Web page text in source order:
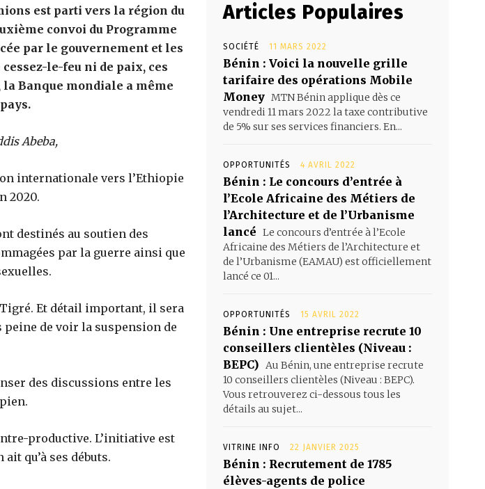
est parti vers la région du
convoi du Programme
par le gouvernement et les
le-feu ni de paix, ces
Banque mondiale a même
Abeba,
internationale vers l’Ethiopie
2020.
destinés au soutien des
par la guerre ainsi que
Et détail important, il sera
de voir la suspension de
des discussions entre les
productive. L’initiative est
qu’à ses débuts.
Articles Populaires
SOCIÉTÉ 11 MARS 2022
Bénin : Voici la nouvelle grille
tarifaire des opérations Mobile
Money MTN Bénin applique dès ce
vendredi 11 mars 2022 la taxe contributive
de 5% sur ses services financiers. En...
OPPORTUNITÉS 4 AVRIL 2022
Bénin : Le concours d’entrée à
l’Ecole Africaine des Métiers de
l’Architecture et de l’Urbanisme
lancé Le concours d’entrée à l’Ecole
Africaine des Métiers de l’Architecture et
de l’Urbanisme (EAMAU) est officiellement
lancé ce 01...
OPPORTUNITÉS 15 AVRIL 2022
Bénin : Une entreprise recrute 10
conseillers clientèles (Niveau :
BEPC) Au Bénin, une entreprise recrute
10 conseillers clientèles (Niveau : BEPC).
Vous retrouverez ci-dessous tous les
détails au sujet...
VITRINE INFO 22 JANVIER 2025
Bénin : Recrutement de 1785
élèves-agents de police